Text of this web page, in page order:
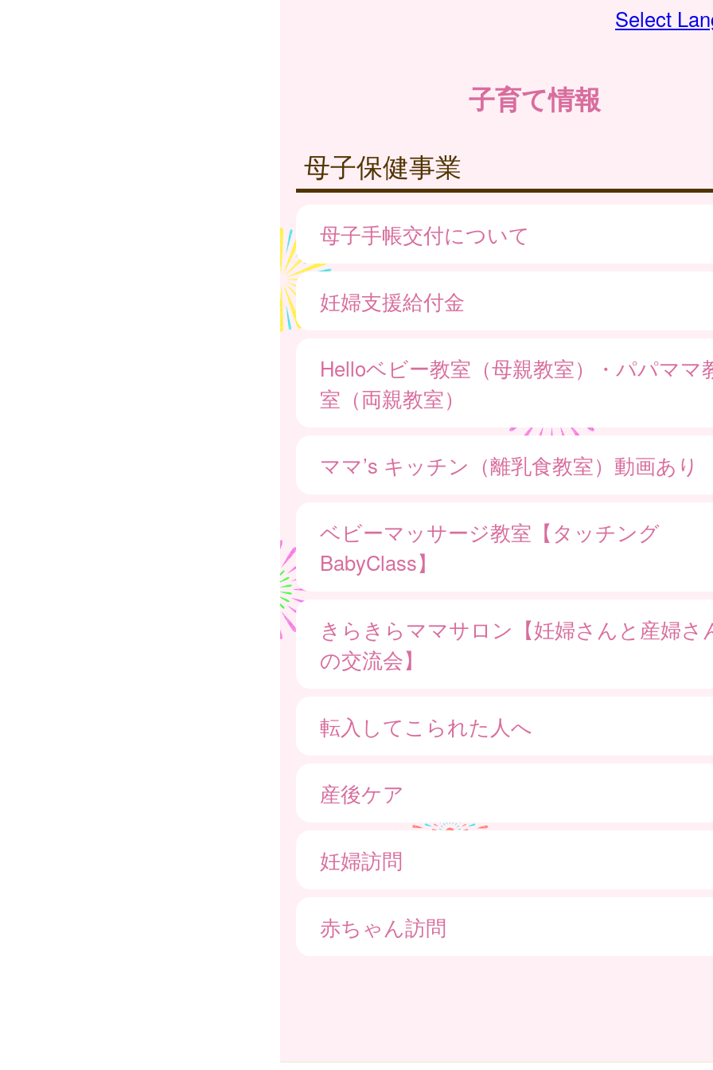
Select
子育て情報
母子保健事業
母子手帳交付について
妊婦支援給付金
Helloベビー教室（母親教室）・パパママ
室（両親教室）
ママ’s キッチン（離乳食教室）動画あり
ベビーマッサージ教室【タッチング
BabyClass】
きらきらママサロン【妊婦さんと産婦さ
の交流会】
転入してこられた人へ
産後ケア
妊婦訪問
赤ちゃん訪問